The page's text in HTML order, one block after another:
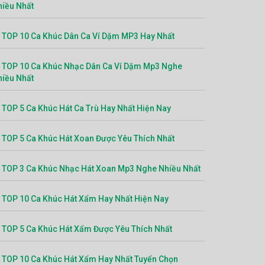
Nhất
TOP 10 Ca Khúc Dân Ca Ví Dặm MP3 Hay Nhất
TOP 10 Ca Khúc Nhạc Dân Ca Ví Dặm Mp3 Nghe
Nhất
TOP 5 Ca Khúc Hát Ca Trù Hay Nhất Hiện Nay
TOP 5 Ca Khúc Hát Xoan Được Yêu Thích Nhất
TOP 3 Ca Khúc Nhạc Hát Xoan Mp3 Nghe Nhiều Nhất
TOP 10 Ca Khúc Hát Xẩm Hay Nhất Hiện Nay
TOP 5 Ca Khúc Hát Xẩm Được Yêu Thích Nhất
TOP 10 Ca Khúc Hát Xẩm Hay Nhất Tuyển Chọn